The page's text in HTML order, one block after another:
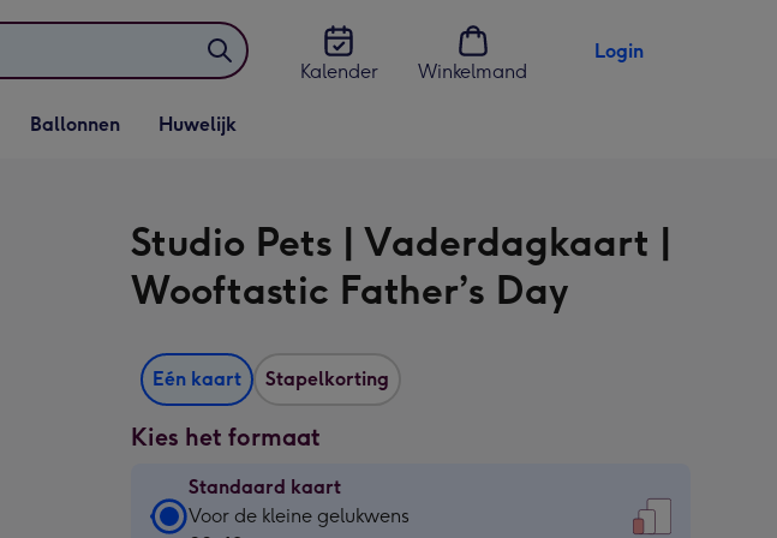
Kalender
Winkelmand
Login
Vervolgkeuzelijst
Ballonnen openen
Ballonnen
Vervolgkeuzelijst
Huwelijk openen
Huwelijk
Studio Pets | Vaderdagkaart |
Wooftastic Father’s Day
Eén kaart Stapelkorting
Kies het formaat
Standaard kaart
Standaard
Voor de kleine gelukwens